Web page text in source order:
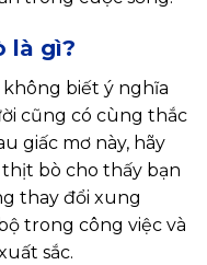
là gì?
biết ý nghĩa
cũng có cùng thắc
giấc mơ này, hãy
thịt bò cho thấy bạn
thay đổi xung
trong công việc và
sắc.